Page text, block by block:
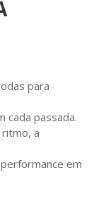
para
cada passada.
a
em